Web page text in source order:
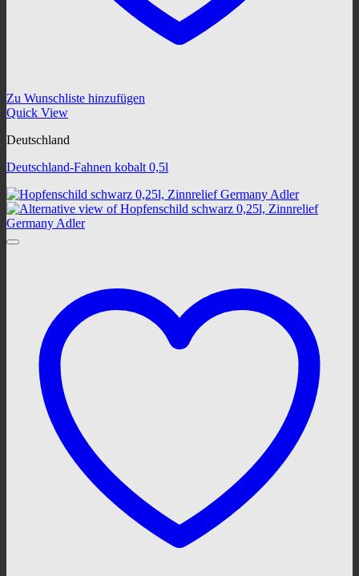
Zu Wunschliste hinzufügen
Quick View
Deutschland
Deutschland-Fahnen kobalt 0,5l